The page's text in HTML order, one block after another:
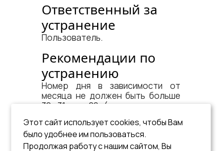
Ответственный за
устранение
Пользователь.
Рекомендации по
устранению
Номер дня в зависимости от
месяца не должен быть больше
30, 31 или 28 (для високосного
См. документ:
Этот сайт использует cookies, чтобы Вам
было удобнее им пользоваться.
Продолжая работу с нашим сайтом, Вы